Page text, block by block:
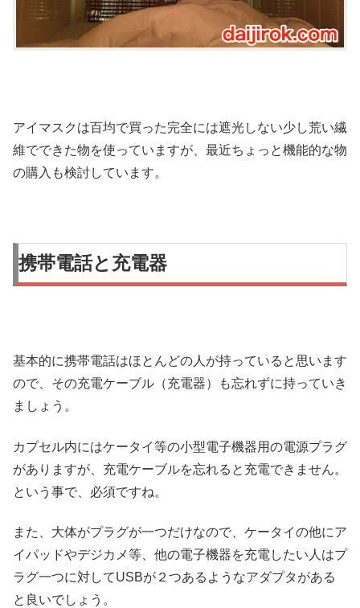
アイマスクは百均で買った完全には遮光しない少し荒い繊
維でできた物を使っていますが、最近ちょっと機能的な物
の購入も検討しています。
携帯電話と充電器
基本的に携帯電話はほとんどの人が持っていると思います
ので、その充電ケーブル（充電器）も忘れずに持っていき
ましょう。
カプセル内にはケータイ等の小型電子機器用の電源プラグ
がありますが、充電ケーブルを忘れると充電できません。
という事で、必須ですね。
また、大体がプラグが一つだけなので、ケータイの他にア
イパッドやデジカメ等、他の電子機器を充電したい人はプ
ラグ一つに対してUSBが２つあるようなアダプタがある
と良いでしょう。